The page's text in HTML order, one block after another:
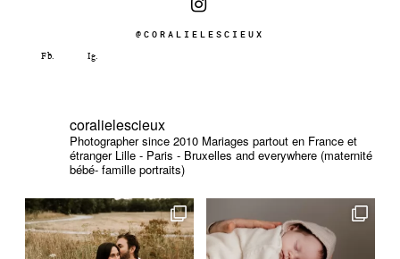
@CORALIELESCIEUX
coralielescieux
Photographer since 2010 Mariages partout en France et
étranger Lille - Paris - Bruxelles and everywhere (maternité
bébé- famille portraits)